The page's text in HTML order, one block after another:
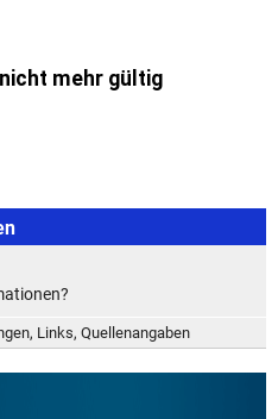
Links, Quellenangaben